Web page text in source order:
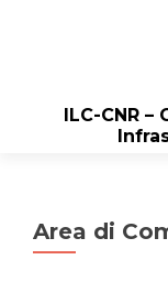
ILC-CNR
Area di